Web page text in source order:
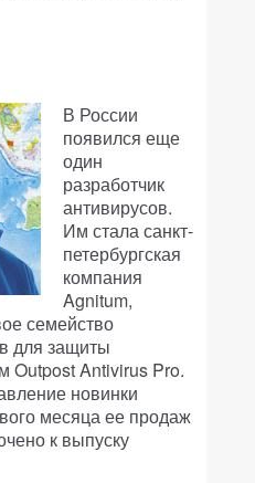
В России
появился еще
один
разработчик
антивирусов.
Им стала санкт-
петербургская
компания
Agnitum,
семейство
для защиты
Outpost Antivirus Pro.
новинки
месяца ее продаж
к выпуску